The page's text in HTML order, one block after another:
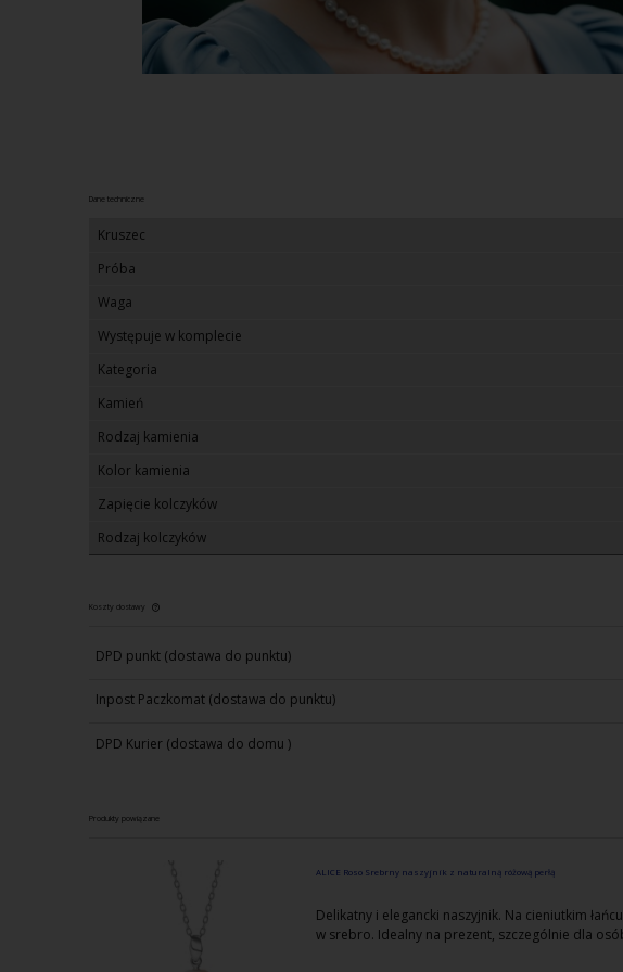
Dane techniczne
Kruszec
Próba
Waga
Występuje w komplecie
Kategoria
Kamień
Rodzaj kamienia
Kolor kamienia
Zapięcie kolczyków
Rodzaj kolczyków
Koszty dostawy
Cena nie zawiera ewentualnych kosztów
DPD punkt (dostawa do punktu)
Inpost Paczkomat (dostawa do punktu)
DPD Kurier (dostawa do domu )
Produkty powiązane
ALICE Roso Srebrny naszyjnik z naturalną różową perłą
Delikatny i elegancki naszyjnik. Na cieniutkim
w srebro. Idealny na prezent, szczególnie dla